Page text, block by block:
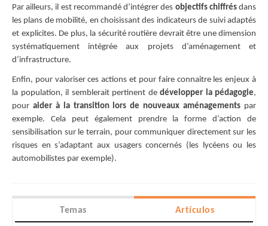
Par ailleurs, il est recommandé d’intégrer des objectifs chiffrésdans
les plans de mobilité, en choisissant des indicateurs de suivi adaptés
et explicites. De plus, la sécurité routière devrait être une dimension
systématiquement intégrée aux projets d’aménagement et
d’infrastructure.
Enfin, pour valoriser ces actions et pour faire connaitre les enjeux à
la population, il semblerait pertinent de développer la pédagogie,
pour aider à la transition lors de nouveaux aménagements par
exemple. Cela peut également prendre la forme d’action de
sensibilisation sur le terrain, pour communiquer directement sur les
risques en s’adaptant aux usagers concernés (les lycéens ou les
automobilistes par exemple).
Temas Artículos